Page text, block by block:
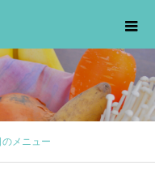
のメニュー